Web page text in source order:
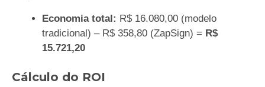
Economia total: R$ 16.080,00 (modelo
tradicional) – R$ 358,80 (ZapSign) = R$
15.721,20
Cálculo do ROI